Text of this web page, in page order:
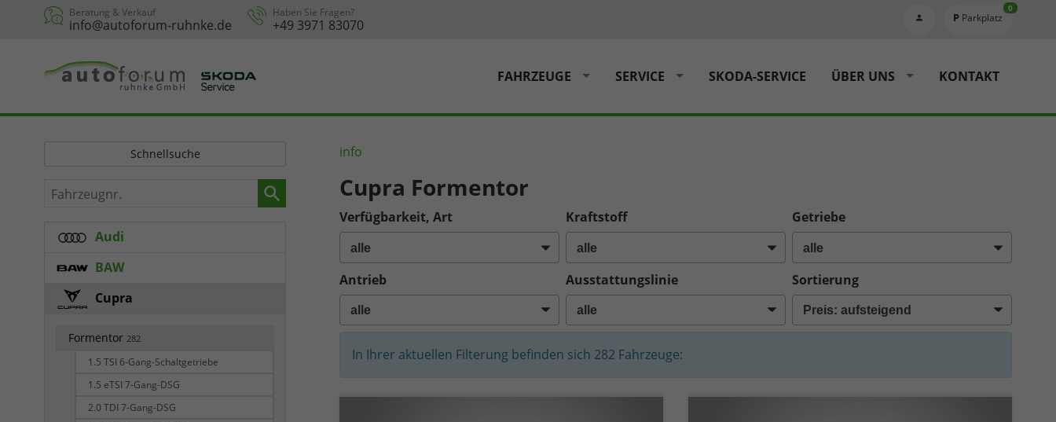
Beratung & Verkauf
info@autoforum-ruhnke.de
Haben Sie Fragen?
+49 3971 83070 Parkplatz
0
FAHRZEUGE SERVICE SKODA-SERVICE ÜBER UNS KONTAKT
info
Cupra Formentor
Verfügbarkeit, Art Kraftstoff Getriebe
Antrieb Ausstattungslinie Sortierung
In Ihrer aktuellen Filterung befinden sich 282 Fahrzeuge:
Schnellsuche
Fahrzeugnr.
Audi
BAW
Cupra
Formentor 282
1.5 TSI 6-Gang-Schaltgetriebe
1.5 eTSI 7-Gang-DSG
2.0 TDI 7-Gang-DSG